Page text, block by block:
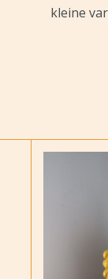
kleine